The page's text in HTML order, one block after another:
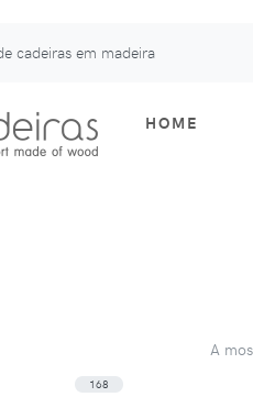
cadeiras em madeira
HOME
A
168